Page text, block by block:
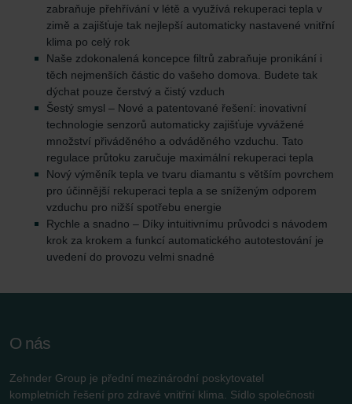
zabraňuje přehřívání v létě a využívá rekuperaci tepla v
zimě a zajišťuje tak nejlepší automaticky nastavené vnitřní
klima po celý rok
Naše zdokonalená koncepce filtrů zabraňuje pronikání i
těch nejmenších částic do vašeho domova. Budete tak
dýchat pouze čerstvý a čistý vzduch
Šestý smysl – Nové a patentované řešení: inovativní
technologie senzorů automaticky zajišťuje vyvážené
množství přiváděného a odváděného vzduchu. Tato
regulace průtoku zaručuje maximální rekuperaci tepla
Nový výměník tepla ve tvaru diamantu s větším povrchem
pro účinnější rekuperaci tepla a se sníženým odporem
vzduchu pro nižší spotřebu energie
Rychle a snadno – Díky intuitivnímu průvodci s návodem
krok za krokem a funkcí automatického autotestování je
uvedení do provozu velmi snadné
O nás
Zehnder Group je přední mezinárodní poskytovatel
kompletních řešení pro zdravé vnitřní klima. Sídlo společnosti